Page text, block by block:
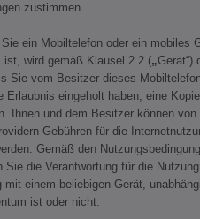
zustimmen.
Mobiltelefon oder ein mobiles
ist, wird gemäß Klausel 2.2 („Gerät“)
Sie vom Besitzer dieses
Erlaubnis eingeholt haben, eine
Ihnen und dem Besitzer können von
Gebühren für die
Gemäß den
Sie die Verantwortung für die
mit einem beliebigen Gerät,
ist oder nicht.